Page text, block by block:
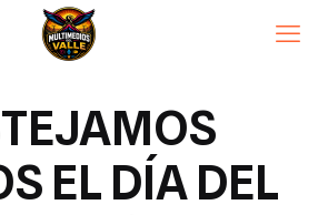
EL DÍA DEL